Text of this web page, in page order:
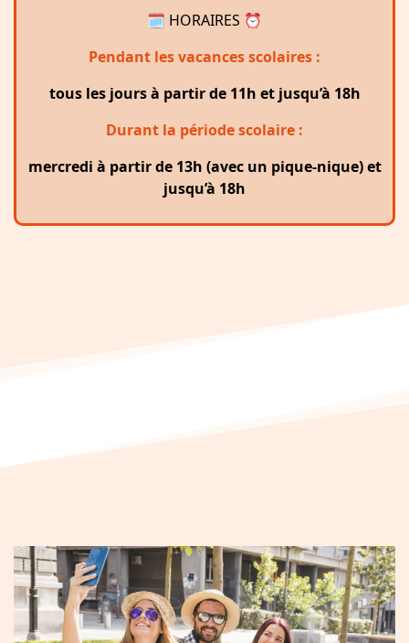
🗓 HORAIRES ⏰
Pendant les vacances scolaires :
tous les jours à partir de 11h et jusqu’à 18h
Durant la période scolaire :
mercredi à partir de 13h (avec un pique-nique) et
jusqu’à 18h